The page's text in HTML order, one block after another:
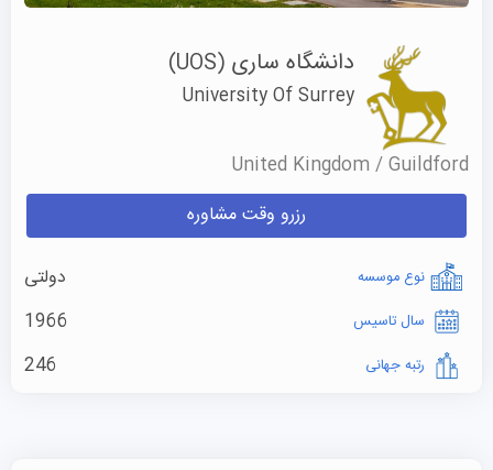
دانشگاه ساری (UOS)
University Of Surrey
United Kingdom / Guildford
رزرو وقت مشاوره
نوع موسسه دولتی
سال تاسیس 1966
رتبه جهانی 246